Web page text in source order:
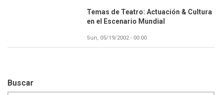
Temas de Teatro: Actuación & Cultura
en el Escenario Mundial
Sun, 05/19/2002 - 00:00
Buscar